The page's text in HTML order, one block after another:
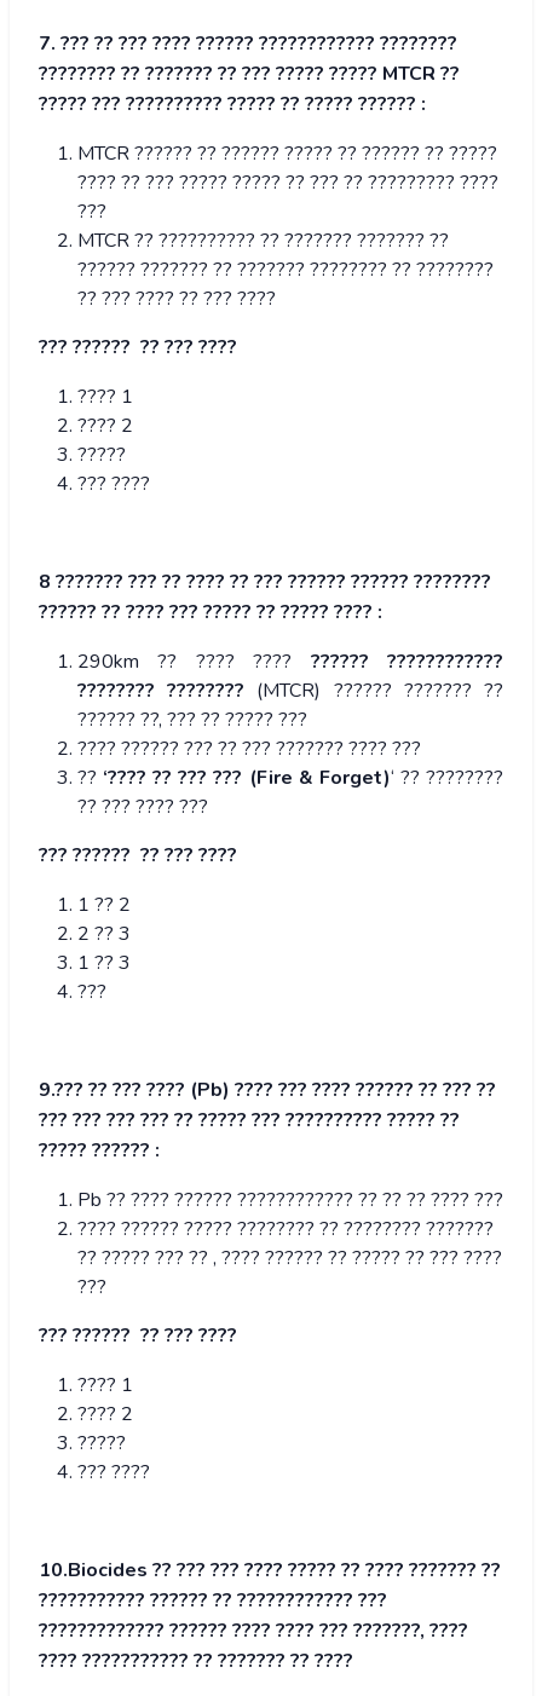
7. ??? ?? ??? ???? ?????? ???????????? ????????
???????? ?? ??????? ?? ??? ????? ????? MTCR ??
????? ??? ?????????? ????? ?? ????? ?????? :
MTCR ?????? ?? ?????? ????? ?? ?????? ?? ?????
???? ?? ??? ????? ????? ?? ??? ?? ????????? ????
???
MTCR ?? ?????????? ?? ??????? ??????? ??
?????? ??????? ?? ??????? ???????? ?? ????????
?? ??? ???? ?? ??? ????
??? ?????? ?? ??? ????
???? 1
???? 2
?????
??? ????
8 ??????? ??? ?? ???? ?? ??? ?????? ?????? ????????
?????? ?? ???? ??? ????? ?? ????? ???? :
290km ?? ???? ???? ?????? ????????????
???????? ???????? (MTCR) ?????? ??????? ??
?????? ??, ??? ?? ????? ???
???? ?????? ??? ?? ??? ??????? ???? ???
?? ‘???? ?? ??? ??? (Fire & Forget)‘ ?? ????????
?? ??? ???? ???
??? ?????? ?? ??? ????
1 ?? 2
2 ?? 3
1 ?? 3
???
9.??? ?? ??? ???? (Pb) ???? ??? ???? ?????? ?? ??? ??
??? ??? ??? ??? ?? ????? ??? ?????????? ????? ??
????? ?????? :
Pb ?? ???? ?????? ???????????? ?? ?? ?? ???? ???
???? ?????? ????? ???????? ?? ???????? ???????
?? ????? ??? ?? , ???? ?????? ?? ????? ?? ??? ????
???
??? ?????? ?? ??? ????
???? 1
???? 2
?????
??? ????
10.Biocides ?? ??? ??? ???? ????? ?? ???? ??????? ??
??????????? ?????? ?? ???????????? ???
????????????? ?????? ???? ???? ??? ???????, ????
???? ??????????? ?? ??????? ?? ????